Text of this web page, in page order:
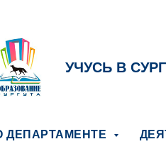
УЧУСЬ В
ДЕПАРТАМЕНТЕ